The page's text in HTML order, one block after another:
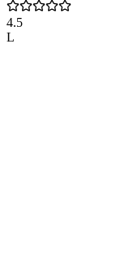
4.5
L